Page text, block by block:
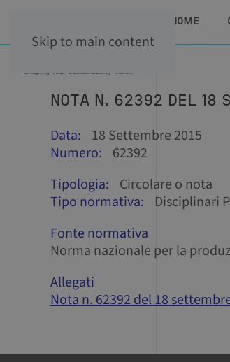
Skip to main content
HOME
NOTA N. 62392 DEL 18
Data:
18 Settembre 2015
Numero:
62392
Tipologia:
Circolare o nota
Tipo normativa:
Disciplinari
Fonte normativa
Norma nazionale per la
Allegati
Nota n. 62392 del 18